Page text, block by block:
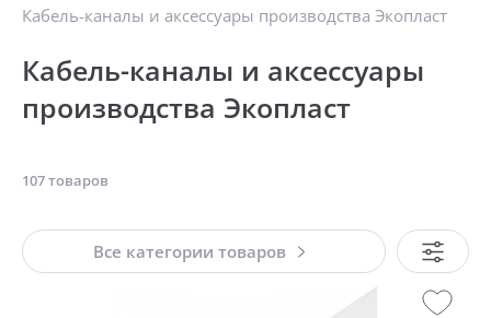
Кабель-каналы и аксессуары производства Экопласт
Кабель-каналы и аксессуары
производства Экопласт
107 товаров
Все категории товаров